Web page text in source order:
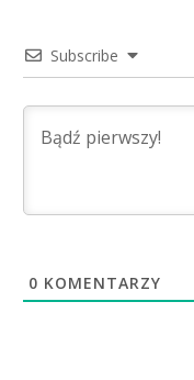
Subscribe
0 KOMENTARZY